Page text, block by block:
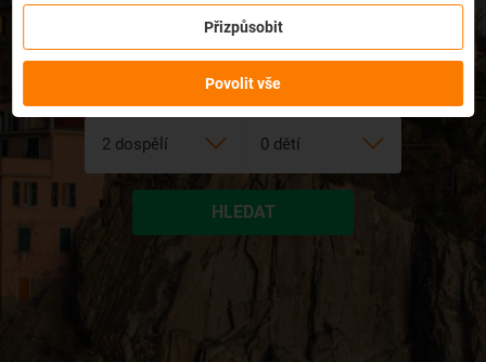
HLEDAT
Přizpůsobit
Povolit vše